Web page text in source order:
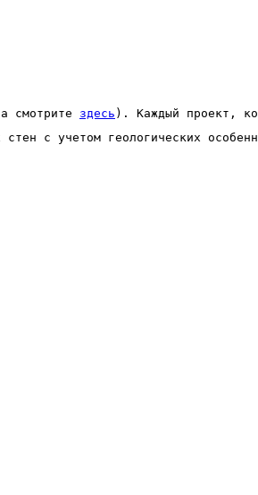
смотрите здесь ). Каждый проект,
с учетом геологических